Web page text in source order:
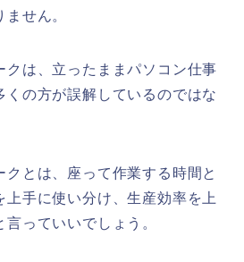
せん。
クは、立ったままパソコン仕事
くの方が誤解しているのではな
クとは、座って作業する時間と
上手に使い分け、生産効率を上
っていいでしょう。